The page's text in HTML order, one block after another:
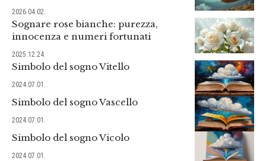
2026.04.02.
Sognare rose bianche: purezza,
innocenza e numeri fortunati
2025.12.24.
Simbolo del sogno Vitello
2024.07.01.
Simbolo del sogno Vascello
2024.07.01.
Simbolo del sogno Vicolo
2024.07.01.